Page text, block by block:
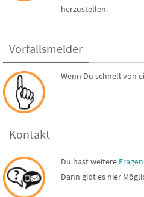
herzustellen.
Vorfallsmelder
Wenn Du schnell von
Kontakt
Du hast weitere Fragen
Dann gibt es hier